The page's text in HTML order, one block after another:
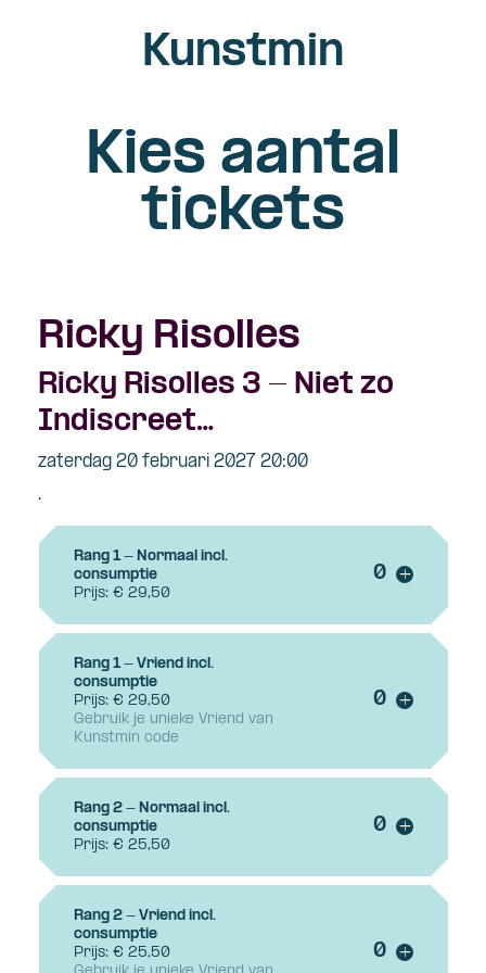
Kunstmin
Kies aantal
tickets
Ricky Risolles
Ricky Risolles 3 - Niet zo
Indiscreet…
zaterdag 20 februari 2027 20:00
.
Rang 1 - Normaal incl.
consumptie
Prijs: € 29,50
+Voeg
Rang 1 - Vriend incl.
consumptie
Prijs: € 29,50
Gebruik je unieke Vriend van
Kunstmin code
+Voeg
Rang 2 - Normaal incl.
consumptie
Prijs: € 25,50
+Voeg
Rang 2 - Vriend incl.
consumptie
Prijs: € 25,50
+Voeg